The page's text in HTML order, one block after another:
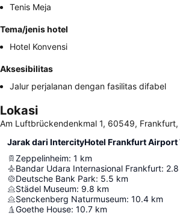
Tenis Meja
Tema/jenis hotel
Hotel Konvensi
Aksesibilitas
Jalur perjalanan dengan fasilitas difabel
Lokasi
Am Luftbrückendenkmal 1, 60549, Frankfurt,
Jarak dari IntercityHotel Frankfurt Airport
Zeppelinheim: 1 km
Bandar Udara Internasional Frankfurt: 2.8
Deutsche Bank Park: 5.5 km
Städel Museum: 9.8 km
Senckenberg Naturmuseum: 10.4 km
Goethe House: 10.7 km